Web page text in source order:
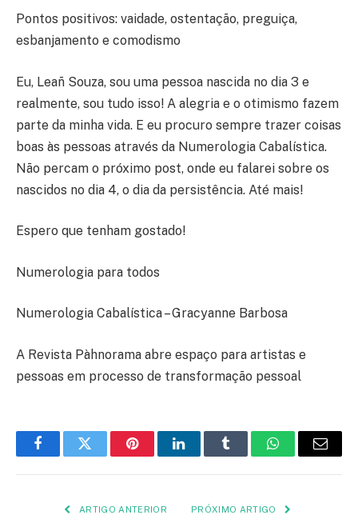
Pontos positivos: vaidade, ostentação, preguiça,
esbanjamento e comodismo
Eu, Leañ Souza, sou uma pessoa nascida no dia 3 e
realmente, sou tudo isso! A alegria e o otimismo fazem
parte da minha vida. E eu procuro sempre trazer coisas
boas às pessoas através da Numerologia Cabalística.
Não percam o próximo post, onde eu falarei sobre os
nascidos no dia 4, o dia da persistência. Até mais!
Espero que tenham gostado!
Numerologia para todos
Numerologia Cabalística – Gracyanne Barbosa
A Revista Pàhnorama abre espaço para artistas e
pessoas em processo de transformação pessoal
FacebookTwitter PinterestLinkedInTumblr WhatsApp
E-
ARTIGO ANTERIOR PRÓXIMO ARTIGO